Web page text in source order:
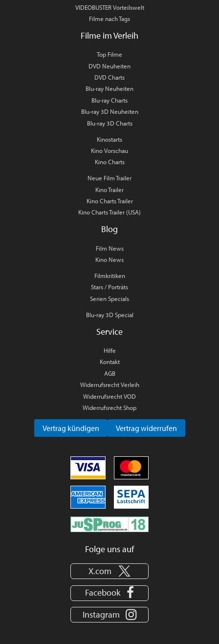
VIDEOBUSTER Vorteilswelt
Filme nach Tags
Filme im Verleih
Top Filme
DVD Neuheiten
DVD Charts
Blu-ray Neuheiten
Blu-ray Charts
Blu-ray 3D Neuheiten
Blu-ray 3D Charts
Kinostarts
Kino Vorschau
Kino Charts
Neue Film Trailer
Kino Trailer
Kino Charts Trailer
Kino Charts Trailer (USA)
Blog
Film News
Kino News
Filmkritiken
Stars / Porträts
Serien Specials
Blu-ray 3D Special
Service
Hilfe
Kontakt
AGB
Widerrufsrecht Verleih
Widerrufsrecht VOD
Widerrufsrecht Shop
Vertrag kündigen Vertrag widerrufen
Folge uns auf
X.com
Facebook
Instagram